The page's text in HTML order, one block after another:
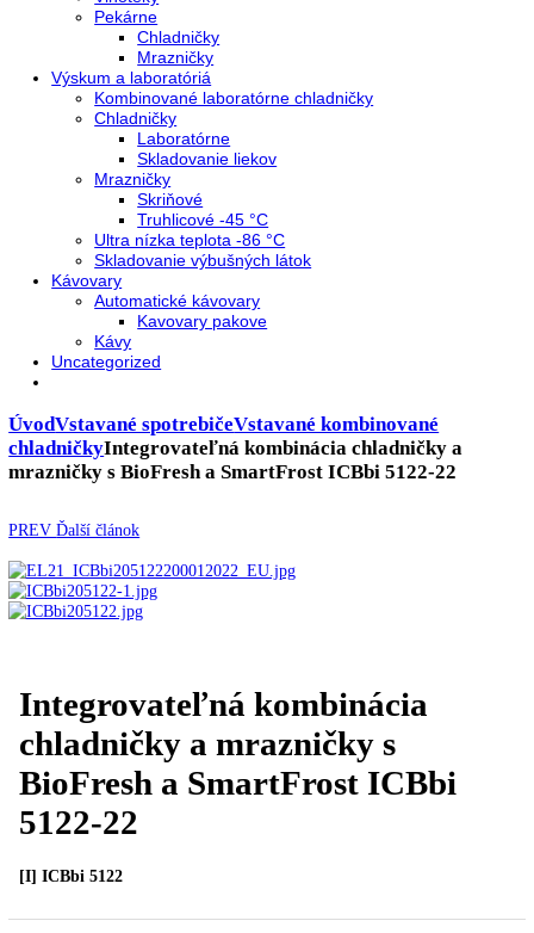
Truhlicové mrazničky
Chladnie nápojov
Skriňové
Truhlicové
Vinotéky
Pekárne
Chladničky
Mrazničky
Výskum a laboratóriá
Kombinované laboratórne chladničky
Chladničky
Laboratórne
Mrazničky
Truhlicové -45 °C
Ultra nízka teplota -86 °C
Skladovanie výbušných látok
Kávovary
Uncategorized
mrazničky s BioFresh a SmartFrost ICBbi 5122-22
PREVĎalší článok